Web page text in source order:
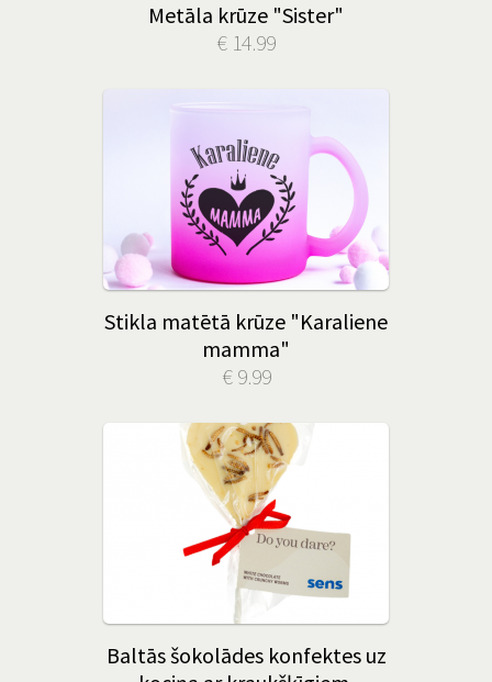
Metāla krūze "Sister"
€ 14.99
Stikla matētā krūze "Karaliene
mamma"
€ 9.99
Baltās šokolādes konfektes uz